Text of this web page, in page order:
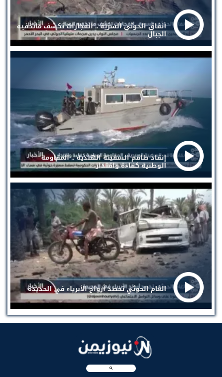
أنفاق الحوثي السرية .. انفجارات تكشف ماتخفيه
الجبال
إنقاذ طاقم السفينة الهندية .. المقاومة
الوطنية كفاءة واقتدار
الغام الحوثي تحصد أرواح الأبرياء في الحديدة